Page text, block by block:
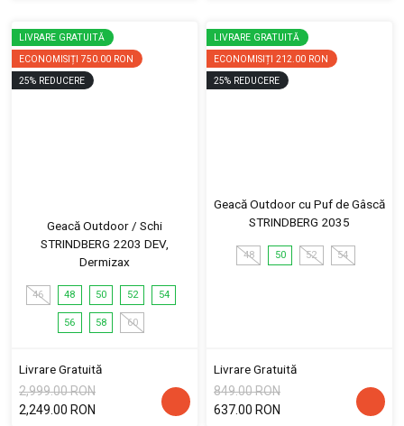
LIVRARE GRATUITĂ
ECONOMISIȚI 750.00 RON
25% REDUCERE
Geacă Outdoor / Schi
STRINDBERG 2203 DEV,
Dermizax
46 48 50 52 54
56 58 60
Livrare Gratuită
2,999.00 RON
2,249.00 RON
LIVRARE GRATUITĂ
ECONOMISIȚI 212.00 RON
25% REDUCERE
Geacă Outdoor cu Puf de Gâscă
STRINDBERG 2035
48 50 52 54
Livrare Gratuită
849.00 RON
637.00 RON